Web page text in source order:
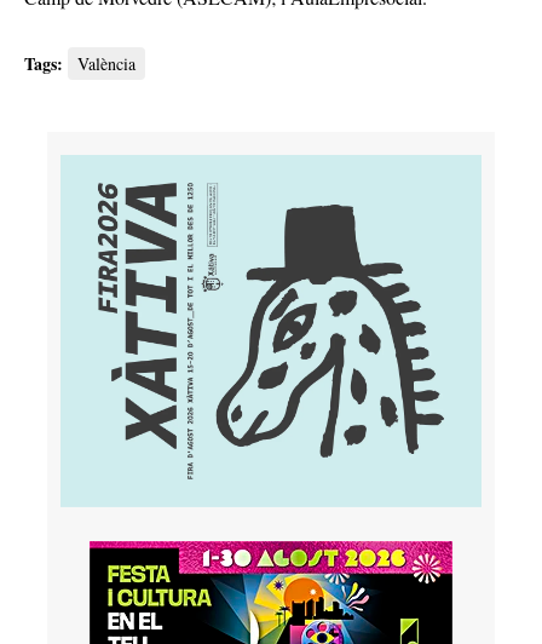
Tags: València